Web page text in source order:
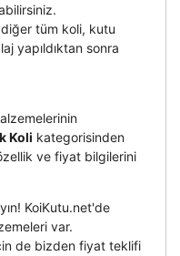
diğer tüm koli, kutu
yapıldıktan sonra
Koli kategorisinden
ve fiyat bilgilerini
KoiKutu.net'de
var.
de bizden fiyat teklifi